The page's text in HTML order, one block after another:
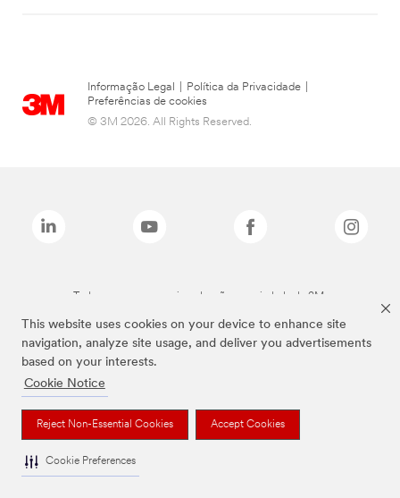
This website uses cookies on your device to enhance site
navigation, analyze site usage, and deliver you advertisements
based on your interests.
Cookie Notice
Reject Non-Essential Cookies Accept Cookies
Cookie Preferences
Informação Legal Política da Privacidade
Preferências de cookies
© 3M 2026. All Rights Reserved.
Todas as marcas mencionadas são propriedade da 3M.